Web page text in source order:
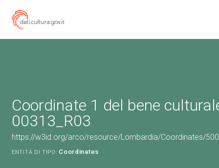
Coordinate 1 del bene
00313_R03
https://w3id.org/arco/resource/Lombardia/Coordinates/
ENTITÀ DI TIPO: Coordinates